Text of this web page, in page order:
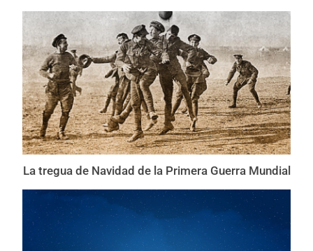
La tregua de Navidad de la Primera Guerra Mundial